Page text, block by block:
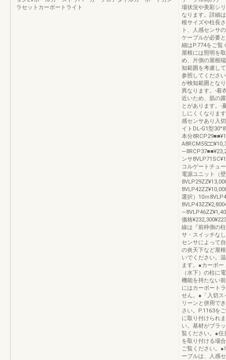
ラセットカーポートライト
場状況や美彩シ
なります。詳細
根サイズや柱長
ト、人感センサ
ケーブルが必要
細はP.774をご覧
屋根には照明を
め、片側の屋根
知範囲を考慮し
参照してくださ
が検知範囲とな
異なります。-着
近いため、肌の
とがあります。-
しにくくなりま
感センサあり入
イトDL-G1型
本分
ンサ
コルゲートチュ
電源ユニット（
選択）10ｍ
価格
線は『前枠側の
サ・スイッチな
センサによって
の炎天下など屋
いでください。
ます。●カーポ
（水下）の柱に
機能を持たない
にはカーポート
せん。●「入切ス
リーンと併用で
さい。P.1163を
に取り付けられ
い。基材がブラ
覧ください。●任
を取り付ける場
ご覧ください。
ーブルは、人感